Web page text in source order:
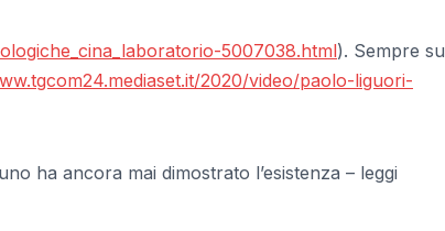
5007038.html). Sempre su
2020/video/paolo-liguori-
ha ancora mai dimostrato l’esistenza – leggi